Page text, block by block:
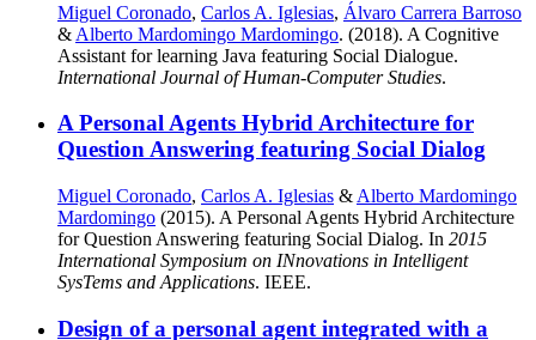
Miguel Coronado, Carlos A. Iglesias, Álvaro Carrera Barroso
& Alberto Mardomingo Mardomingo. (2018). A Cognitive
Assistant for learning Java featuring Social Dialogue.
International Journal of Human-Computer Studies.
A Personal Agents Hybrid Architecture for
Question Answering featuring Social Dialog
Miguel Coronado, Carlos A. Iglesias & Alberto Mardomingo
Mardomingo (2015). A Personal Agents Hybrid Architecture
for Question Answering featuring Social Dialog. In 2015
International Symposium on INnovations in Intelligent
SysTems and Applications. IEEE.
Design of a personal agent integrated with a